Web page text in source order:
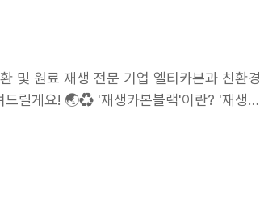
서 협업도 더욱 강화될 것으로 기대됩니다.
에 선제적으로 대응하고, 미래 모빌리티 산
공지능 기술을 접목한 '풀 버추얼 개발 프로
체하는 것이 중장기적 목표입니다. 넥센타
부탁드립니다! ⬇ 더 자세한 소식은 영상을
및 원료 재생 전문 기업 엘티카본과 친환경
드릴게요! 🌏♻ '재생카본블랙'이란? '재생카
과정에서 탄소 배출을 최소화하고 자원순
유는 카본블랙이 타이어의 강도와 내구성을